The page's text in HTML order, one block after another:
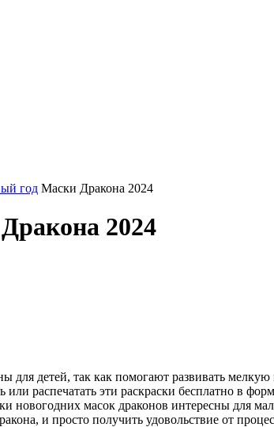
год Маски Дракона 2024
2024
для детей, так как помогают развивать
или распечатать эти раскраски бесплатно в
новогодних масок драконов интересны для
и просто получить удовольствие от